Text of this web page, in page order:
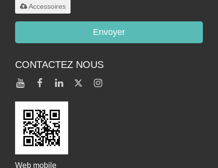
Accessoires
Envoyer
CONTACTEZ NOUS
Web mobile